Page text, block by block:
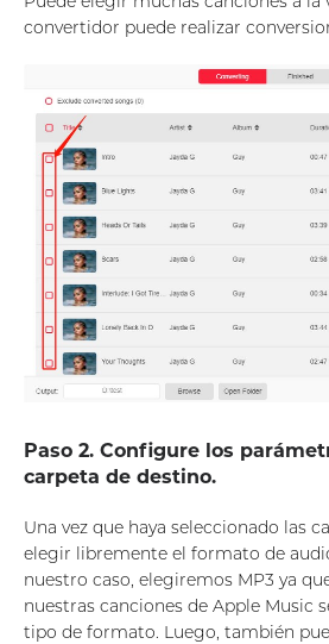
convertidor puede realizar
Paso 2. Configure los
carpeta de destino.
Una vez que haya seleccionado las
elegir libremente el formato de
nuestro caso, elegiremos MP3 ya
nuestras canciones de Apple Music
tipo de formato. Luego, también